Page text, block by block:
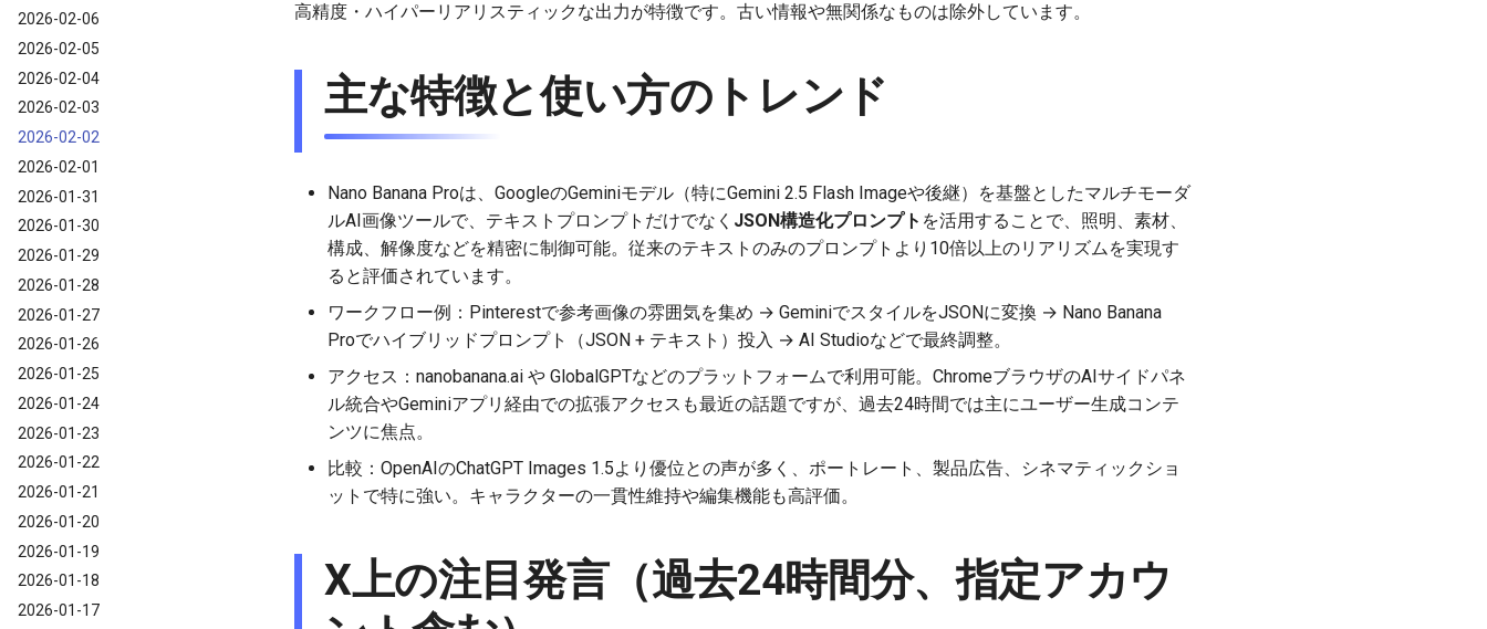
2026-02-06
2026-02-05
2026-02-04
2026-02-03
2026-02-02
2026-02-01
2026-01-31
2026-01-30
2026-01-29
2026-01-28
2026-01-27
2026-01-26
2026-01-25
2026-01-24
2026-01-23
2026-01-22
2026-01-21
2026-01-20
2026-01-19
2026-01-18
2026-01-17
高精度・ハイパーリアリスティックな出力が特徴です。古い情報や無関係なものは除外しています。
主な特徴と使い方のトレンド
Nano Banana Proは、GoogleのGeminiモデル（特にGemini 2.5 Flash Imageや後継）を基盤としたマルチモーダ
ルAI画像ツールで、テキストプロンプトだけでなく JSON構造化プロンプト を活用することで、照明、素材、
構成、解像度などを精密に制御可能。従来のテキストのみのプロンプトより10倍以上のリアリズムを実現す
ると評価されています。
ワークフロー例：Pinterestで参考画像の雰囲気を集め → GeminiでスタイルをJSONに変換 → Nano Banana
Proでハイブリッドプロンプト（JSON + テキスト）投入 → AI Studioなどで最終調整。
アクセス：nanobanana.ai や GlobalGPTなどのプラットフォームで利用可能。ChromeブラウザのAIサイドパネ
ル統合やGeminiアプリ経由での拡張アクセスも最近の話題ですが、過去24時間では主にユーザー生成コンテ
ンツに焦点。
比較：OpenAIのChatGPT Images 1.5より優位との声が多く、ポートレート、製品広告、シネマティックショ
ットで特に強い。キャラクターの一貫性維持や編集機能も高評価。
X上の注目発言（過去24時間分、指定アカウ